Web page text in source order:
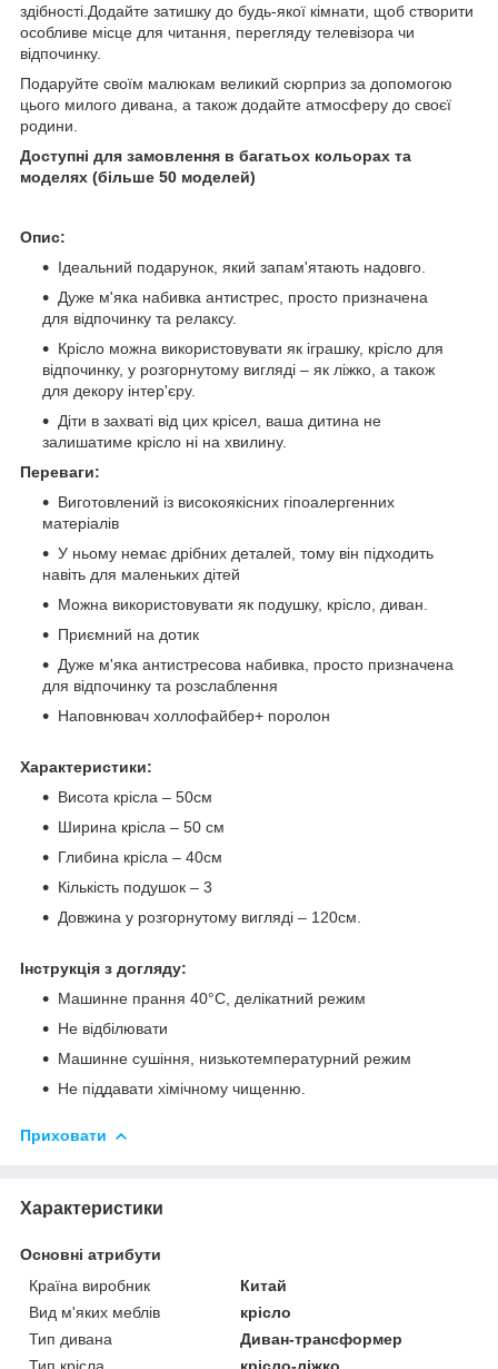
здібності.Додайте затишку до будь-якої кімнати, щоб створити
особливе місце для читання, перегляду телевізора чи
відпочинку.
Подаруйте своїм малюкам великий сюрприз за допомогою
цього милого дивана, а також додайте атмосферу до своєї
родини.
Доступні для замовлення в багатьох кольорах та
моделях (більше 50 моделей)
Опис:
Ідеальний подарунок, який запам'ятають надовго.
Дуже м'яка набивка антистрес, просто призначена
для відпочинку та релаксу.
Крісло можна використовувати як іграшку, крісло для
відпочинку, у розгорнутому вигляді – як ліжко, а також
для декору інтер'єру.
Діти в захваті від цих крісел, ваша дитина не
залишатиме крісло ні на хвилину.
Переваги:
Виготовлений із високоякісних гіпоалергенних
матеріалів
У ньому немає дрібних деталей, тому він підходить
навіть для маленьких дітей
Можна використовувати як подушку, крісло, диван.
Приємний на дотик
Дуже м'яка антистресова набивка, просто призначена
для відпочинку та розслаблення
Наповнювач холлофайбер+ поролон
Характеристики:
Висота крісла – 50см
Ширина крісла – 50 см
Глибина крісла – 40см
Кількість подушок – 3
Довжина у розгорнутому вигляді – 120см.
Інструкція з догляду:
Машинне прання 40°С, делікатний режим
Не відбілювати
Машинне сушіння, низькотемпературний режим
Не піддавати хімічному чищенню.
Приховати
Характеристики
Основні атрибути
Країна виробник
Китай
Вид м'яких меблів
крісло
Тип дивана
Диван-трансформер
Тип крісла
крісло-ліжко